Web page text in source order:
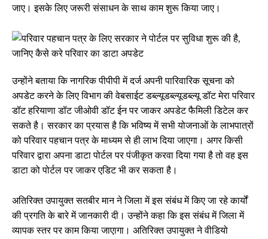
जाए। इसके लिए जरूरी संसाधन के साथ काम शुरू किया जाए।
उन्होंने बताया कि नागरिक पीपीपी में दर्ज अपनी पारिवारिक सूचना को
अपडेट करने के लिए विभाग की वेबसाईट डब्ल्यूडब्ल्यूडब्ल्यू डॉट मेरा परिवार
डॉट हरियाणा डॉट जीओवी डॉट ईन पर जाकर अपडेट फैमिली डिटेल कर
सकते है। सरकार का प्रयास है कि भविष्य में सभी योजनाओं के लाभपात्रों
को परिवार पहचान पत्र के माध्यम से ही लाभ दिया जाएगा। अगर किसी
परिवार द्वारा अपना डाटा पोर्टल पर पंजीकृत करवा दिया गया है तो वह इस
डाटा को पोर्टल पर जाकर एडिट भी कर सकता है।
अतिरिक्त उपायुक्त सतबीर मान ने जिला में इस संबंध में किए जा रहे कार्यों
की प्रगति के बारे में जानकारी दी। उन्होंने कहा कि इस संबंध में जिला में
व्यापक स्तर पर काम किया जाएागा। अतिरिक्त उपायुक्त ने वीडियो